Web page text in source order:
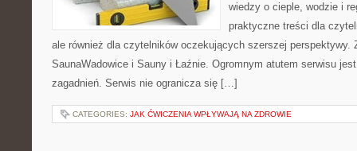
wiedzy o cieple, wodzie i
praktyczne treści dla
ale również dla czytelników oczekujących szerszej perspektywy.
SaunaWadowice i Sauny i Łaźnie. Ogromnym atutem serwisu
zagadnień. Serwis nie ogranicza się […]
CATEGORIES: JAK ĆWICZENIA WPŁYWAJĄ NA ZDROWIE